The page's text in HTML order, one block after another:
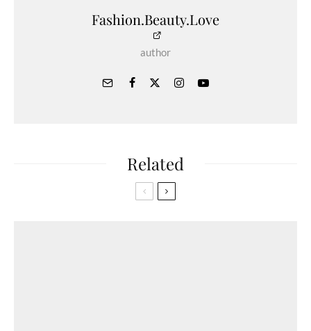
Fashion.Beauty.Love
author
Related